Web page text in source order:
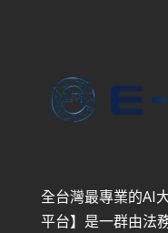
全台灣最專業的AI
平台】是一群由法